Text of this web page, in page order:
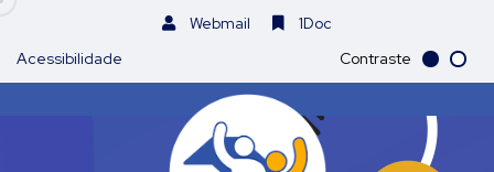
Webmail
1Doc
Acessibilidade
Contraste